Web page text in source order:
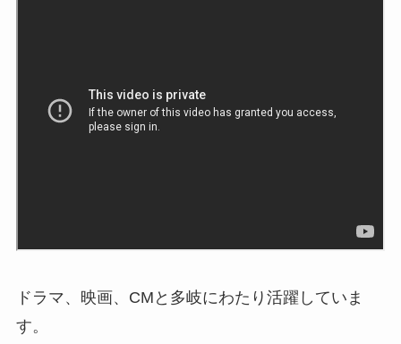
ドラマ、映画、CMと多岐にわたり活躍していま
す。